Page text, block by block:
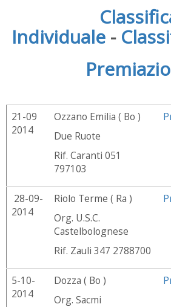
Individuale -
21-09
2014
Ozzano Emilia ( Bo )
Due Ruote
Rif. Caranti 051
797103
28-09-
2014
Riolo Terme ( Ra )
Org. U.S.C.
Castelbolognese
Rif. Zauli 347 2788700
5-10-
2014
Dozza ( Bo )
Org. Sacmi